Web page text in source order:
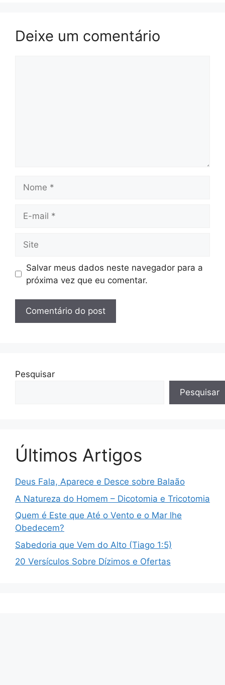
Deixe um comentário
mail
Salvar meus dados neste navegador para a
próxima vez que eu comentar.
Pesquisar
Pesquisar
Últimos Artigos
Deus Fala, Aparece e Desce sobre Balaão
A Natureza do Homem – Dicotomia e Tricotomia
Quem é Este que Até o Vento e o Mar lhe
Obedecem?
Sabedoria que Vem do Alto (Tiago 1:5)
20 Versículos Sobre Dízimos e Ofertas